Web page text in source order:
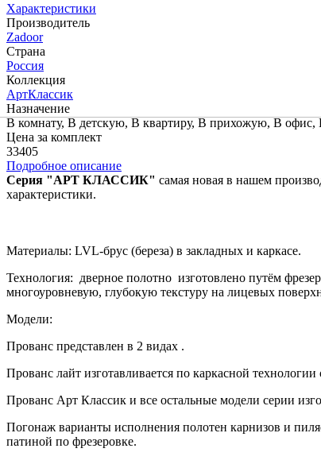
Характеристики
Производитель
Zadoor
Страна
Россия
Коллекция
АртКлассик
Назначение
В комнату, В детскую, В квартиру, В прихожую, В
Цена за комплект
33405
Подробное описание
Серия "АРТ КЛАССИК" самая новая в нашем
характеристики.
Материалы: LVL-брус (береза) в закладных и каркасе.
Технология: дверное полотно изготовлено путём
многоуровневую, глубокую текстуру на лицевых
Модели:
Прованс представлен в 2 видах .
Прованс лайт изготавливается по каркасной
Прованс Арт Классик и все остальные модели серии
Погонаж варианты исполнения полотен карнизов и
патиной по фрезеровке.